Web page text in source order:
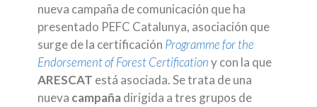
nueva campaña de comunicación que ha
presentado PEFC Catalunya, asociación que
surge de la certificación Programme for the
Endorsement of Forest Certificationy con la que
ARESCAT está asociada. Se trata de una
nueva campaña dirigida a tres grupos de